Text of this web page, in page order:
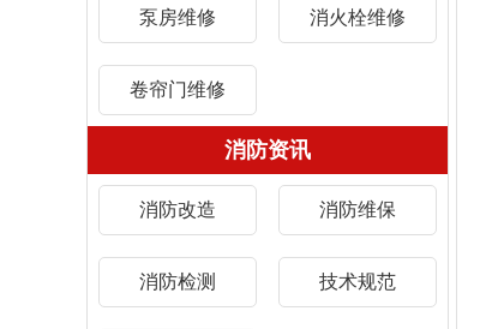
泵房维修 消火栓维修
卷帘门维修
消防资讯
消防改造 消防维保
消防检测 技术规范